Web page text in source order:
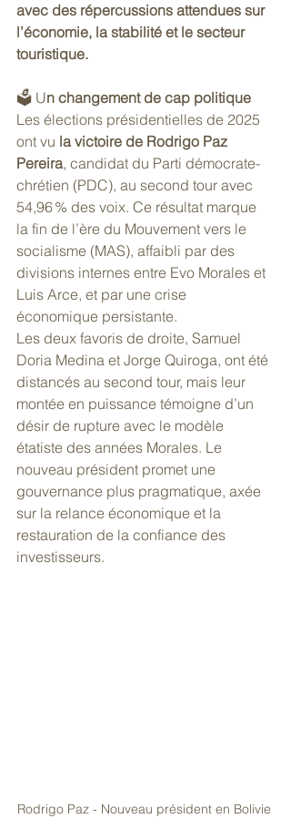
avec des répercussions attendues sur
l’économie, la stabilité et le secteur
touristique.
🗳️ Un changement de cap politique
Les élections présidentielles de 2025
ont vu la victoire de Rodrigo Paz
Pereira, candidat du Parti démocrate-
chrétien (PDC), au second tour avec
54,96 % des voix. Ce résultat marque
la fin de l’ère du Mouvement vers le
socialisme (MAS), affaibli par des
divisions internes entre Evo Morales et
Luis Arce, et par une crise
économique persistante.
Les deux favoris de droite, Samuel
Doria Medina et Jorge Quiroga, ont été
distancés au second tour, mais leur
montée en puissance témoigne d’un
désir de rupture avec le modèle
étatiste des années Morales. Le
nouveau président promet une
gouvernance plus pragmatique, axée
sur la relance économique et la
restauration de la confiance des
investisseurs.
Rodrigo Paz - Nouveau président en Bolivie